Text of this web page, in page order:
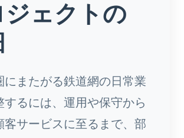
ジェクトの
にまたがる鉄道網の日常業
するには、運用や保守から
客サービスに至るまで、部